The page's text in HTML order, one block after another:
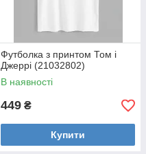
Футболка з принтом Том і
Джеррі (21032802)
В наявності
449 ₴
Купити